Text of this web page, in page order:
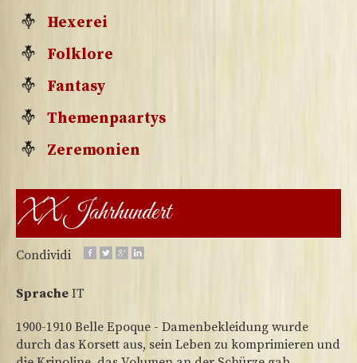
Hexerei
Folklore
Fantasy
Themenpaartys
Zeremonien
XX Jahrhundert
Condividi
Sprache IT
1900-1910 Belle Epoque - Damenbekleidung wurde
durch das Korsett aus, sein Leben zu komprimieren und